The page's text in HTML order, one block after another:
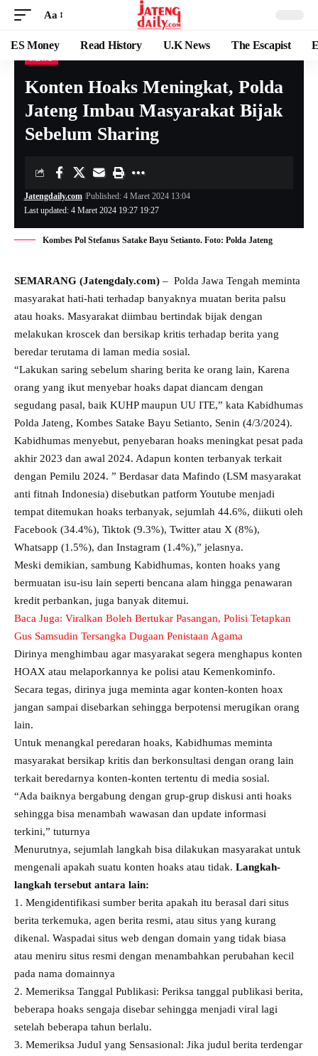
Aa
ES Money Read History U.K News The Escapist
Konten Hoaks Meningkat, Polda
Jateng Imbau Masyarakat Bijak
Sebelum Sharing
Last updated: 4 Maret 2024 19:27 19:27
Jatengdaily.com Published: 4 Maret 2024 13:04
Kombes Pol Stefanus Satake Bayu Setianto. Foto: Polda Jateng
SEMARANG (Jatengdaly.com) – Polda Jawa Tengah meminta
masyarakat hati-hati terhadap banyaknya muatan berita palsu
atau hoaks. Masyarakat diimbau bertindak bijak dengan
melakukan kroscek dan bersikap kritis terhadap berita yang
beredar terutama di laman media sosial.
“Lakukan saring sebelum sharing berita ke orang lain, Karena
orang yang ikut menyebar hoaks dapat diancam dengan
segudang pasal, baik KUHP maupun UU ITE,” kata Kabidhumas
Polda Jateng, Kombes Satake Bayu Setianto, Senin (4/3/2024).
Kabidhumas menyebut, penyebaran hoaks meningkat pesat pada
akhir 2023 dan awal 2024. Adapun konten terbanyak terkait
dengan Pemilu 2024. ” Berdasar data Mafindo (LSM masyarakat
anti fitnah Indonesia) disebutkan patform Youtube menjadi
tempat ditemukan hoaks terbanyak, sejumlah 44.6%, diikuti oleh
Facebook (34.4%), Tiktok (9.3%), Twitter atau X (8%),
Whatsapp (1.5%), dan Instagram (1.4%),” jelasnya.
Meski demikian, sambung Kabidhumas, konten hoaks yang
bermuatan isu-isu lain seperti bencana alam hingga penawaran
kredit perbankan, juga banyak ditemui.
Baca Juga: Viralkan Boleh Bertukar Pasangan, Polisi Tetapkan
Gus Samsudin Tersangka Dugaan Penistaan Agama
Dirinya menghimbau agar masyarakat segera menghapus konten
HOAX atau melaporkannya ke polisi atau Kemenkominfo.
Secara tegas, dirinya juga meminta agar konten-konten hoax
jangan sampai disebarkan sehingga berpotensi merugikan orang
lain.
Untuk menangkal peredaran hoaks, Kabidhumas meminta
masyarakat bersikap kritis dan berkonsultasi dengan orang lain
terkait beredarnya konten-konten tertentu di media sosial.
“Ada baiknya bergabung dengan grup-grup diskusi anti hoaks
sehingga bisa menambah wawasan dan update informasi
terkini,” tuturnya
Menurutnya, sejumlah langkah bisa dilakukan masyarakat untuk
mengenali apakah suatu konten hoaks atau tidak. Langkah-
langkah tersebut antara lain:
1. Mengidentifikasi sumber berita apakah itu berasal dari situs
berita terkemuka, agen berita resmi, atau situs yang kurang
dikenal. Waspadai situs web dengan domain yang tidak biasa
atau meniru situs resmi dengan menambahkan perubahan kecil
pada nama domainnya
2. Memeriksa Tanggal Publikasi: Periksa tanggal publikasi berita,
beberapa hoaks sengaja disebar sehingga menjadi viral lagi
setelah beberapa tahun berlalu.
3. Memeriksa Judul yang Sensasional: Jika judul berita terdengar